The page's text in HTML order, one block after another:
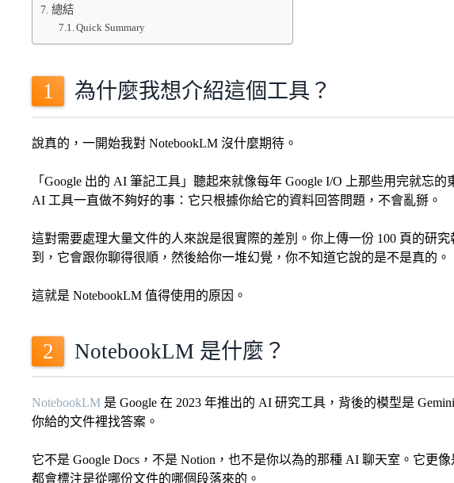
總結
Quick Summary
為什麼我想介紹這個工具？
說真的，一開始我對 NotebookLM 沒什麼期待。
「Google 出的 AI 筆記工具」聽起來就像每年 Google I/O 上那些用完就忘
AI 工具一直做不夠好的事：它只根據你給它的資料回答問題，不會亂掰。
這對需要處理大量文件的人來說是很實際的差別。你上傳一份 100 頁的研
到，它會跟你聊得很順，然後給你一堆幻覺，你不知道它說的是不是真的。
這就是 NotebookLM 值得使用的原因。
NotebookLM 是什麼？
NotebookLM 是 Google 在 2023 年推出的 AI 研究工具，背後的模型是
你給的文件裡找答案。
它不是 Google Docs，不是 Notion，也不是你以為的那種 AI 聊天室。它
都會標注是從哪份文件的哪個段落來的。